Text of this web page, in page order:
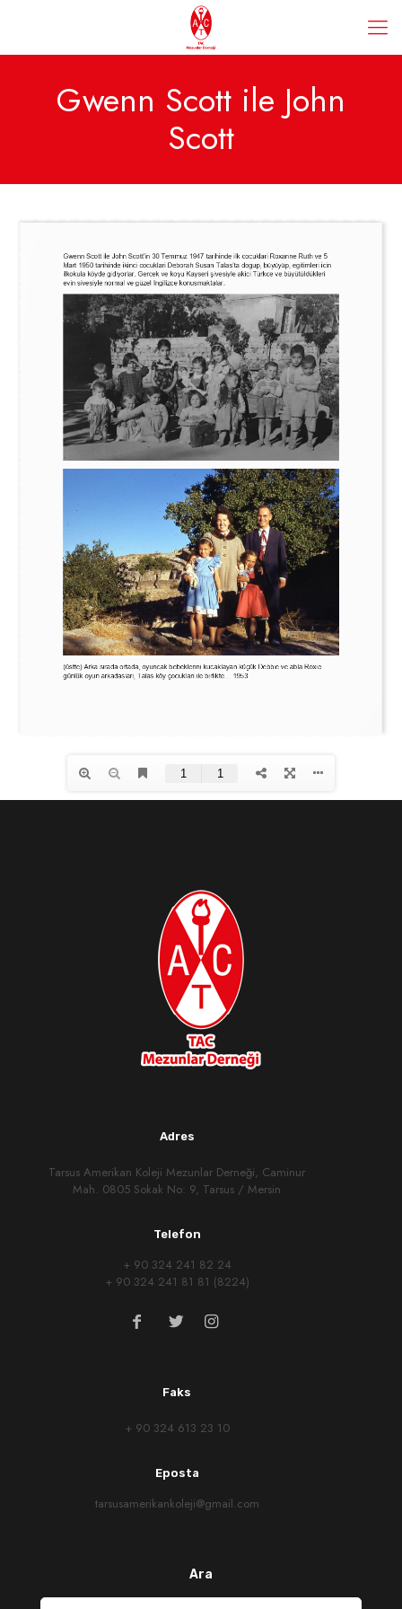
Gwenn Scott ile John
Scott
Adres
Tarsus Amerikan Koleji Mezunlar Derneği, Caminur
Mah. 0805 Sokak No: 9, Tarsus / Mersin
Telefon
+ 90 324 241 82 24
+ 90 324 241 81 81 (8224)
Faks
+ 90 324 613 23 10
Eposta
tarsusamerikankoleji@gmail.com
Ara